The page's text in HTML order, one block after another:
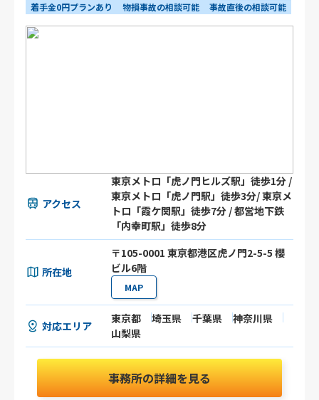
着手金0円プランあり
物損事故の相談可能 事故直後の相談可能
アクセス
東京メトロ「虎ノ門ヒルズ駅」徒歩1分 /
東京メトロ「虎ノ門駅」徒歩3分/ 東京メ
トロ「霞ケ関駅」徒歩7分 / 都営地下鉄
「内幸町駅」徒歩8分
所在地
〒105-0001 東京都港区虎ノ門2-5-5 櫻
ビル6階
MAP
対応エリア
東京都 埼玉県 千葉県
神奈川県
山梨県
事務所の詳細を見る